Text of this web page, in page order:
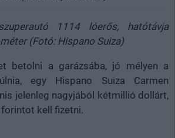
1114 lóerős, hatótávja
(Fotó: Hispano Suiza)
betolni a garázsába, jó mélyen a
egy Hispano Suiza Carmen
jelenleg nagyjából kétmillió dollárt,
kell fizetni.